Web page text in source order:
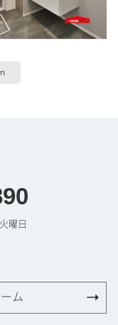
曜日
ム